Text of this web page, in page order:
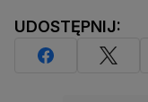
UDOSTĘPNIJ: